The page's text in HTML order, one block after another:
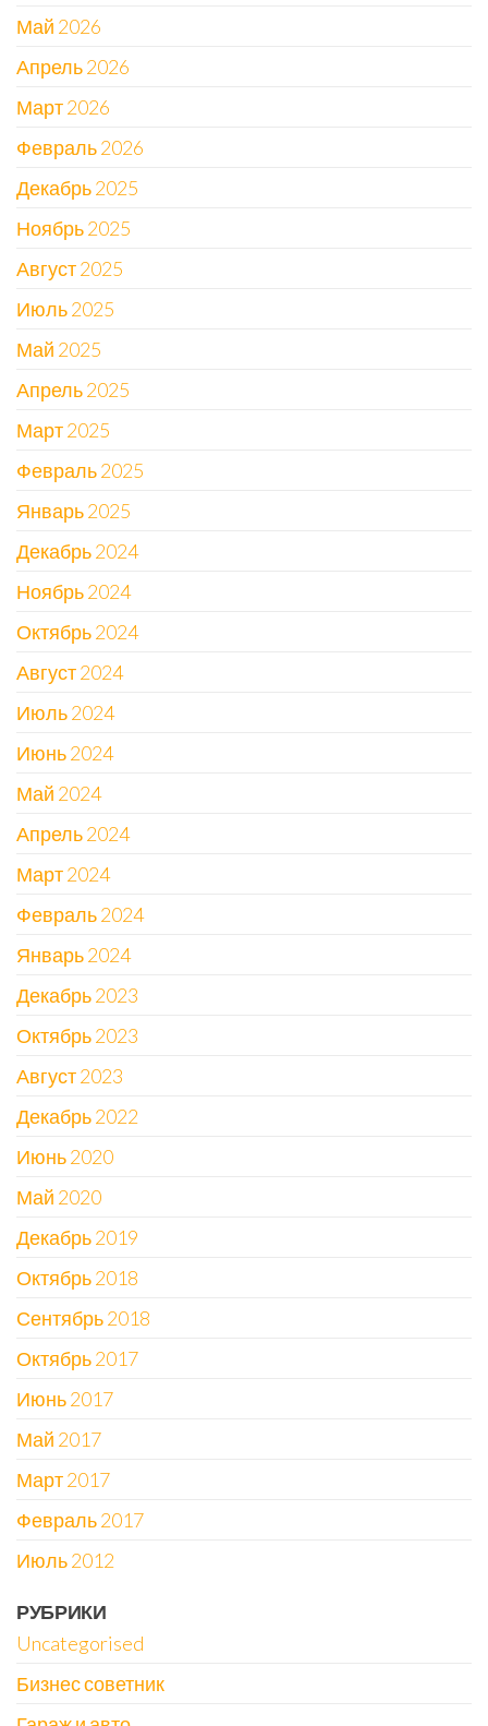
Май 2026
Апрель 2026
Март 2026
Февраль 2026
Декабрь 2025
Ноябрь 2025
Август 2025
Июль 2025
Май 2025
Апрель 2025
Март 2025
Февраль 2025
Январь 2025
Декабрь 2024
Ноябрь 2024
Октябрь 2024
Август 2024
Июль 2024
Июнь 2024
Май 2024
Апрель 2024
Март 2024
Февраль 2024
Январь 2024
Декабрь 2023
Октябрь 2023
Август 2023
Декабрь 2022
Июнь 2020
Май 2020
Декабрь 2019
Октябрь 2018
Сентябрь 2018
Октябрь 2017
Июнь 2017
Май 2017
Март 2017
Февраль 2017
Июль 2012
РУБРИКИ
Uncategorised
Бизнес советник